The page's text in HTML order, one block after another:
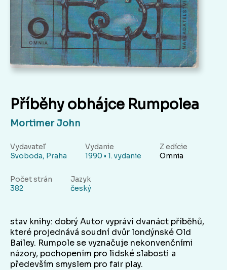
Příběhy obhájce Rumpolea
Mortimer John
Vydavateľ
Svoboda, Praha
Vydanie
1990 • 1. vydanie
Z edície
Omnia
Počet strán
382
Jazyk
český
stav knihy: dobrý Autor vypráví dvanáct příběhů,
které projednává soudní dvůr londýnské Old
Bailey. Rumpole se vyznačuje nekonvenčními
názory, pochopením pro lidské slabosti a
především smyslem pro fair play.